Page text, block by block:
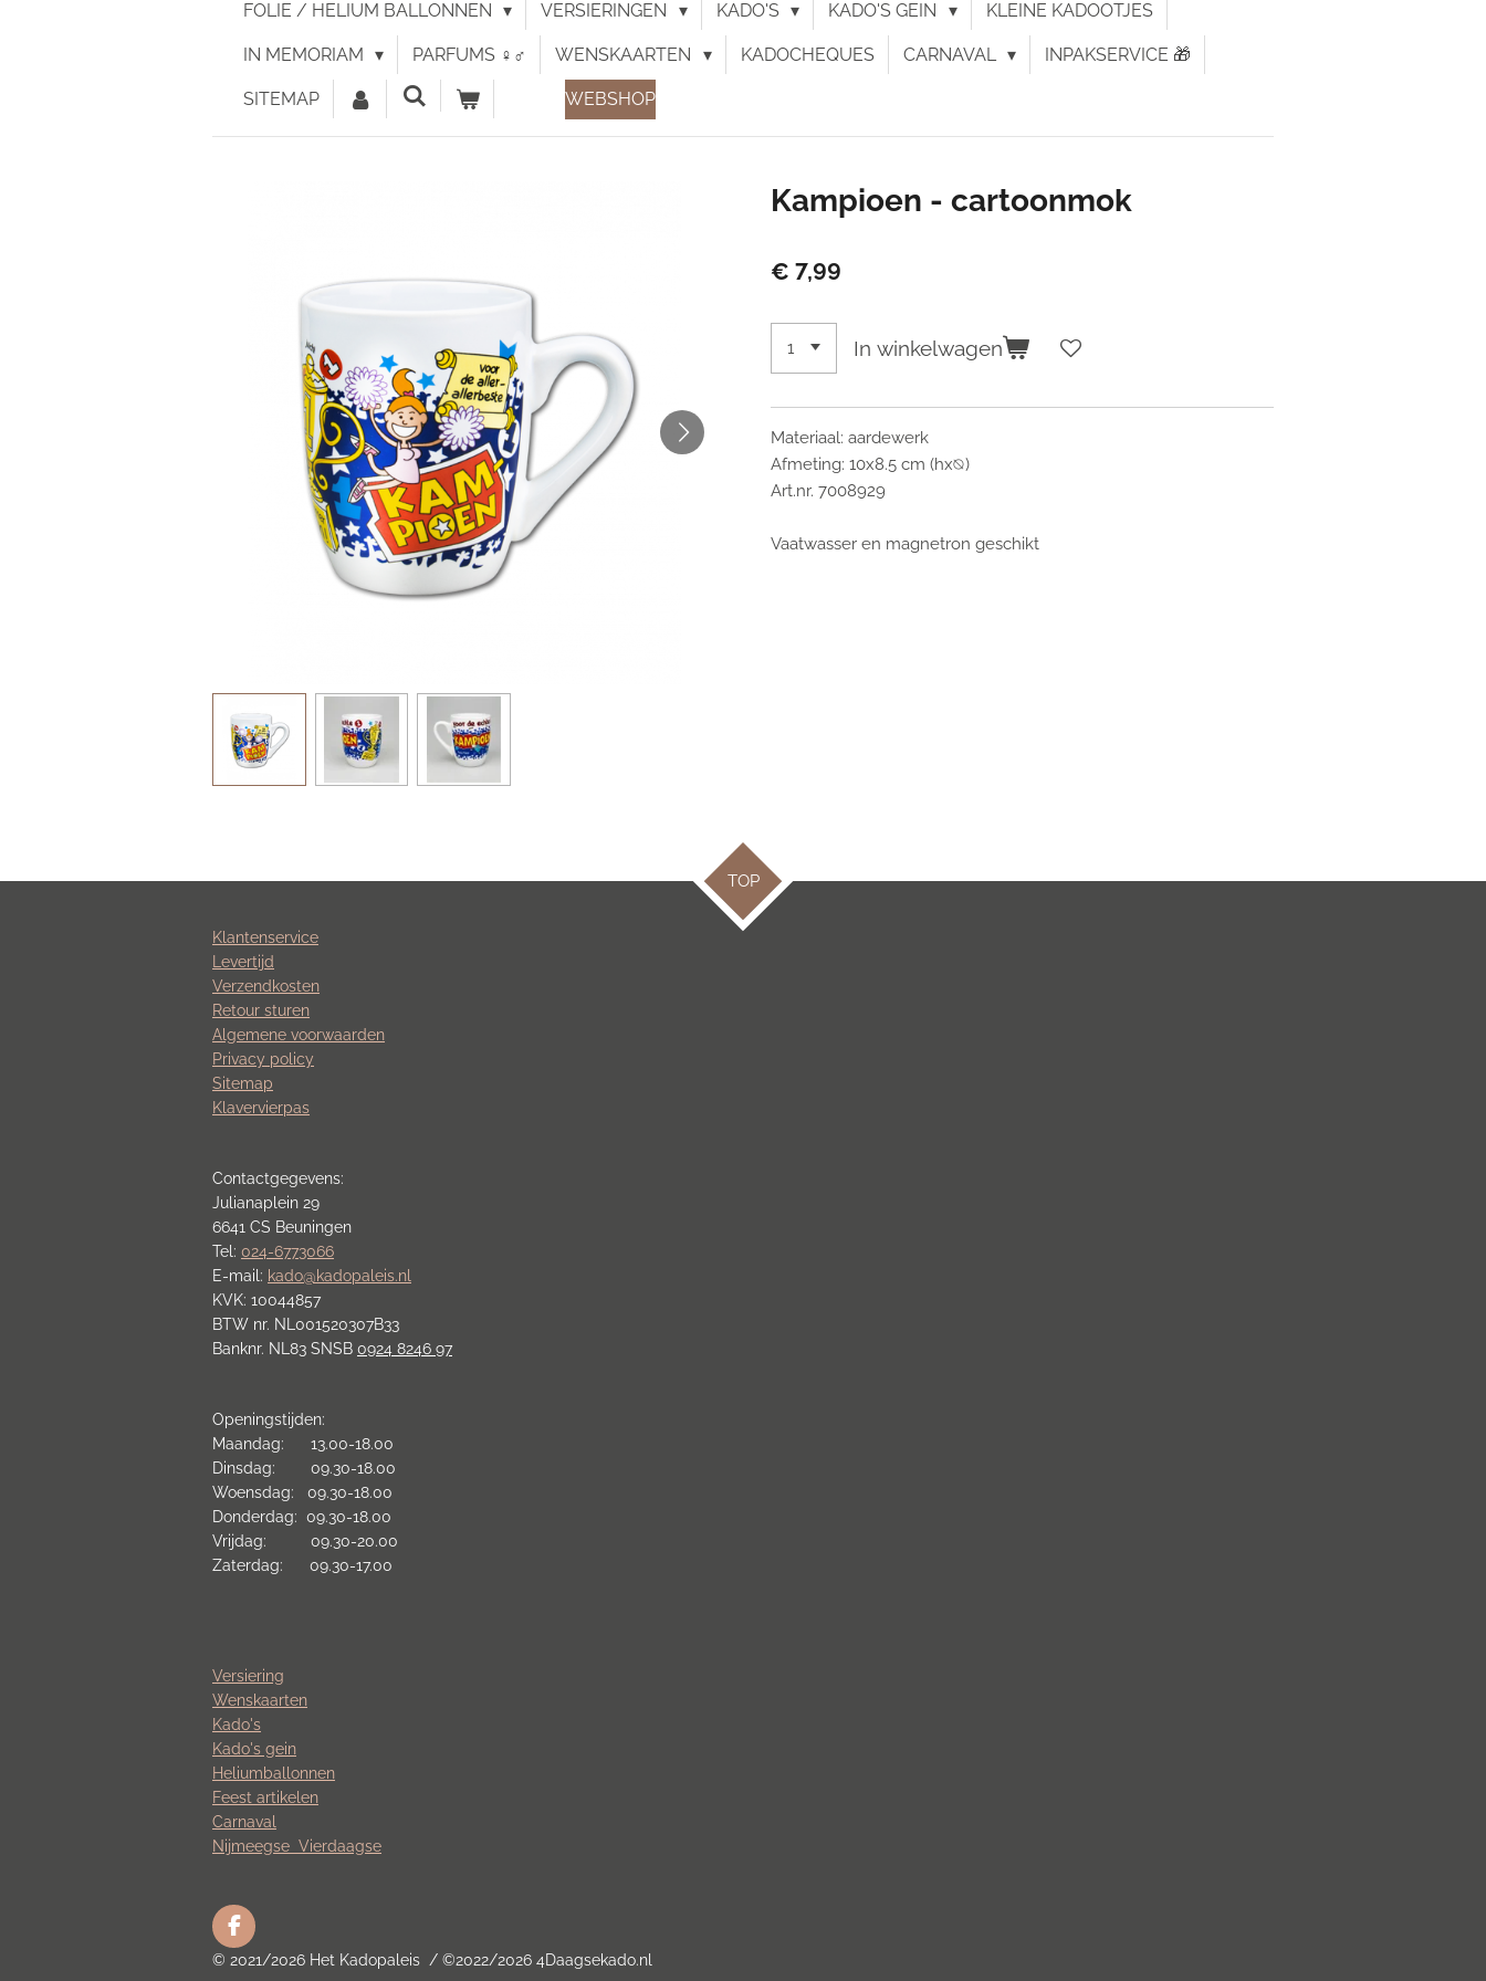
FOLIE / HELIUM BALLONNEN VERSIERINGEN KADO'S KADO'S GEIN KLEINE KADOOTJES
IN MEMORIAM PARFUMS ♀︎♂︎ WENSKAARTEN KADOCHEQUES CARNAVAL INPAKSERVICE 🎁
SITEMAP WEBSHOP
Kampioen - cartoonmok
€ 7,99
In winkelwagen
Materiaal: aardewerk
Afmeting: 10x8.5 cm (hx⦰)
Art.nr. 7008929
Vaatwasser en magnetron geschikt
TOP
Klantenservice
Levertijd
Verzendkosten
Retour sturen
Algemene voorwaarden
Privacy policy
Sitemap
Klavervierpas
Contactgegevens:
Julianaplein 29
6641 CS Beuningen
Tel: 024-6773066
E-mail: kado@kadopaleis.nl
KVK: 10044857
BTW nr. NL001520307B33
Banknr. NL83 SNSB 0924 8246 97
Openingstijden:
Maandag: 13.00-18.00
Dinsdag: 09.30-18.00
Woensdag: 09.30-18.00
Donderdag: 09.30-18.00
Vrijdag: 09.30-20.00
Zaterdag: 09.30-17.00
Versiering
Wenskaarten
Kado's
Kado's gein
Heliumballonnen
Feest artikelen
Carnaval
Nijmeegse Vierdaagse
F
a
© 2021/2026 Het Kadopaleis / ©2022/2026 4Daagsekado.nl